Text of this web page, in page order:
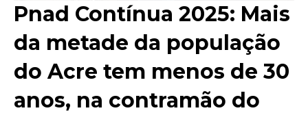
Pnad Contínua 2025: Mais
da metade da população
do Acre tem menos de 30
anos, na contramão do